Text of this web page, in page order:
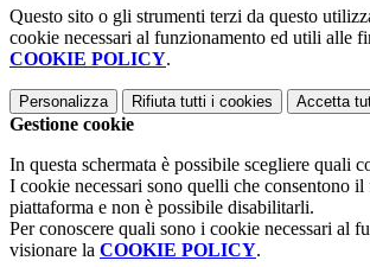
Questo sito o gli strumenti terzi da questo
cookie necessari al funzionamento ed utili alle
COOKIE POLICY.
Personalizza Rifiuta tutti i cookies Accetta
Gestione cookie
In questa schermata è possibile scegliere quali
I cookie necessari sono quelli che consentono
piattaforma e non è possibile disabilitarli.
Per conoscere quali sono i cookie necessari al
visionare la COOKIE POLICY.